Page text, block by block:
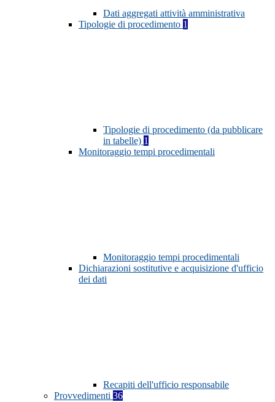
Dati aggregati attività amministrativa
Tipologie di procedimento 1
Tipologie di procedimento (da pubblicare
in tabelle) 1
Monitoraggio tempi procedimentali
Monitoraggio tempi procedimentali
Dichiarazioni sostitutive e acquisizione d'ufficio
dei dati
Recapiti dell'ufficio responsabile
Provvedimenti 36